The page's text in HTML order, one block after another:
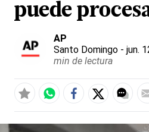
puede
AP
Santo Domingo - jun.
min de lectura